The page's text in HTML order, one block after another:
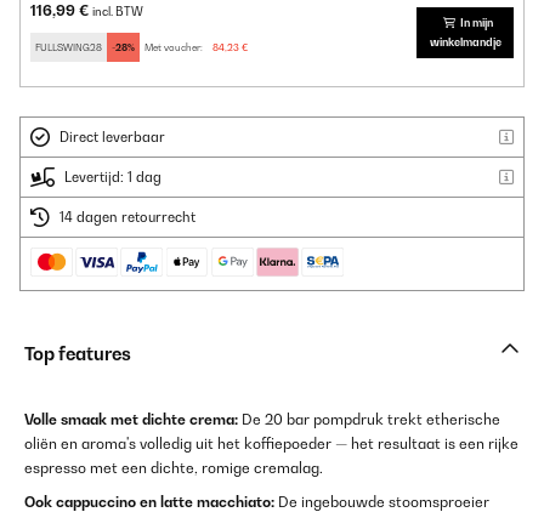
116,99 € incl. BTW
FULLSWING28 -28% Met voucher: 84,23 €
In mijn
winkelmandje
Direct leverbaar
Levertijd: 1 dag
14 dagen retourrecht
Top features
Volle smaak met dichte crema: De 20 bar pompdruk trekt etherische
oliën en aroma's volledig uit het koffiepoeder — het resultaat is een rijke
espresso met een dichte, romige cremalag.
Ook cappuccino en latte macchiato: De ingebouwde stoomsproeier